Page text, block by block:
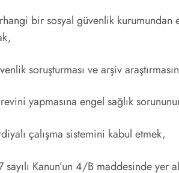
bir sosyal güvenlik kurumundan
soruşturması ve arşiv
yapmasına engel sağlık
çalışma sistemini kabul etmek,
sayılı Kanun’un 4/B maddesinde yer